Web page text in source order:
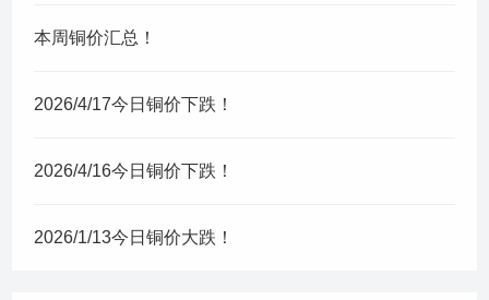
本周铜价汇总！
2026/4/17今日铜价下跌！
2026/4/16今日铜价下跌！
2026/1/13今日铜价大跌！